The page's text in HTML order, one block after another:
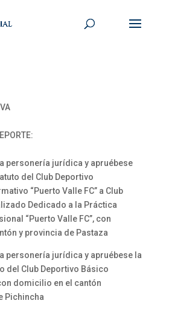
personería jurídica y apruébese
del Club Deportivo
“Puerto Valle FC” a Club
Dedicado a la Práctica
“Puerto Valle FC”, con
y provincia de Pastaza
personería jurídica y apruébese la
del Club Deportivo Básico
domicilio en el cantón
Pichincha